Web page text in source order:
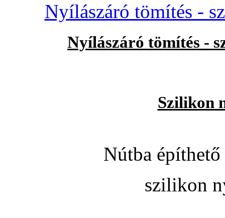
Nyílászáró tömítés -
Nyílászáró tömítés -
Szilikon
Nútba
szilikon